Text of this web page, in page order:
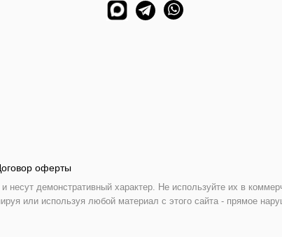
оферты
демонстративный характер. Не используйте их в
или используя любой материал с этого сайта - прямое